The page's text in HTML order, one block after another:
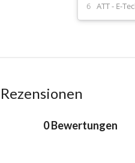
ATT - E-
0 Bewertungen